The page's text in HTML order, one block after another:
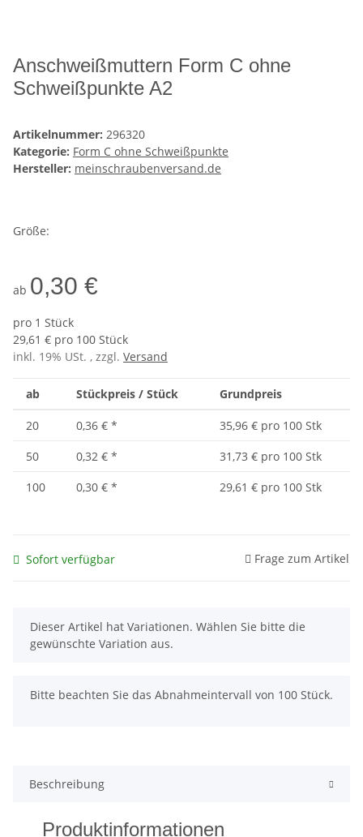
Anschweißmuttern Form C ohne
Schweißpunkte A2
Artikelnummer: 296320
Kategorie: Form C ohne Schweißpunkte
Hersteller: meinschraubenversand.de
Größe:
ab 0,30 €
pro 1 Stück
29,61 € pro 100 Stück
inkl. 19% USt. , zzgl. Versand
ab Stückpreis / Stück Grundpreis
20 0,36 € *
35,96 € pro 100 Stk
50
0,32 € *
31,73 € pro 100 Stk
100
0,30 € * 29,61 € pro 100 Stk
Sofort verfügbar Frage zum Artikel
x
Dieser Artikel hat Variationen. Wählen Sie bitte die
gewünschte Variation aus.
x
Bitte beachten Sie das Abnahmeintervall von 100 Stück.
Beschreibung
Produktinformationen